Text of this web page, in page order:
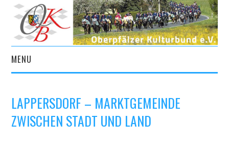
MENU
AKTUELLES
LAPPERSDORF – MARKTGEMEINDE
ZWISCHEN STADT UND LAND